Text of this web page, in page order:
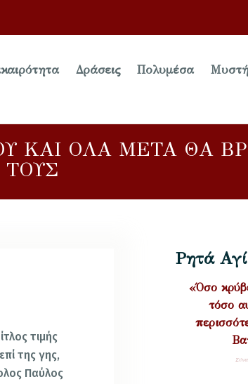
Δράσεις Πολυμέσα
ΚΑΙ ΟΛΑ ΜΕΤΑ ΘΑ
τιμής
της γης,
Παύλος
Ρητά
«Όσο
τόσο